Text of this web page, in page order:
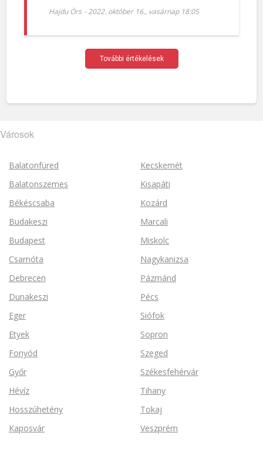
Hajdu Örs -2022. október 16., vasárnap 18:05
További értékelések
Városok
Balatonfüred
Balatonszemes
Békéscsaba
Budakeszi
Budapest
Csarnóta
Debrecen
Dunakeszi
Eger
Etyek
Fonyód
Győr
Hévíz
Hosszúhetény
Kaposvár
Kecskemét
Kisapáti
Kozárd
Marcali
Miskolc
Nagykanizsa
Pázmánd
Pécs
Siófok
Sopron
Szeged
Székesfehérvár
Tihany
Tokaj
Veszprém